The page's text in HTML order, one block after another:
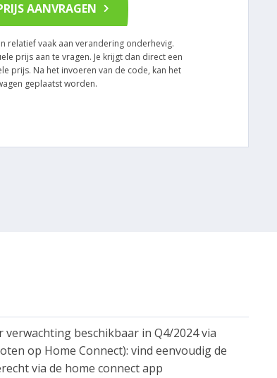
AANVRAGEN
relatief vaak aan verandering onderhevig.
prijs aan te vragen. Je krijgt dan direct een
prijs. Na het invoeren van de code, kan het
geplaatst worden.
beschikbaar in Q4/2024 via
op Home Connect): vind eenvoudig de
via de home connect app